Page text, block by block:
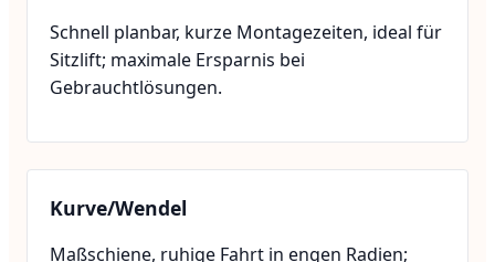
Schnell planbar, kurze Montagezeiten, ideal für
Sitzlift; maximale Ersparnis bei
Gebrauchtlösungen.
Kurve/Wendel
Maßschiene, ruhige Fahrt in engen Radien;